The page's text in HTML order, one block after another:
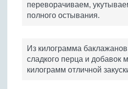
переворачиваем,
полного остывания.
Из килограмма
сладкого перца и добавок
килограмм отличной